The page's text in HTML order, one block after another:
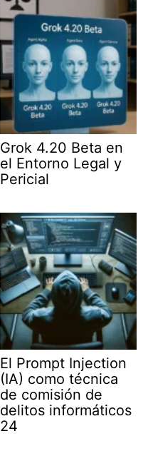
Grok 4.20 Beta en
el Entorno Legal y
Pericial
El Prompt Injection
(IA) como técnica
de comisión de
delitos informáticos
24